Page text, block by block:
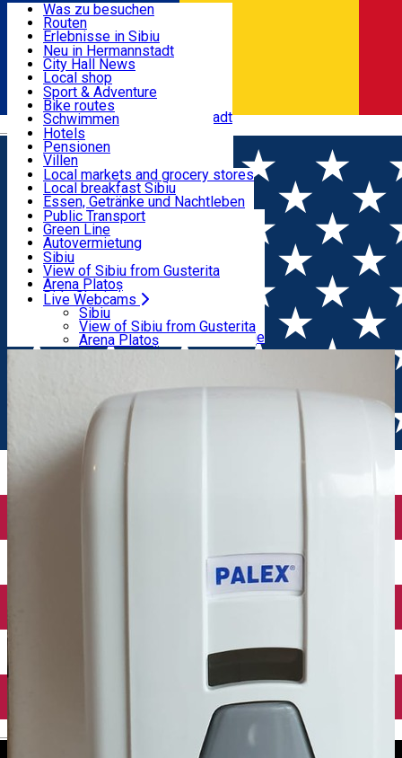
Română
Nützliche informationen
Aktivitäten & Abenteuer
Unterkunft
Essen, Getränke & Nachtleben
Transport & Parken
Live Webcams
Was zu besuchen
Routen
Erlebnisse in Sibiu
Podcast
Kultur
Museen
Kirchen
Parks, Zoo
Im Umkreis von Hermannstadt
Neu in Hermannstadt
City Hall News
Local shop
Sibiu Handwerker
Sibiul Verde
Public services
Bildung
Wie komme ich nach Sibiu?
Touristeninfo
Reiseführer
Guided tours
Local publication
Schönheitssalon
Sport & Adventure
Bike routes
Schwimmen
Reiten
Fitnessstudio
Loc de joacă indoor
Loc de joacă outdoor
Ski
Eislaufen
Yoga
Hotels
Pensionen
Villen
Hostels
Motels
Camping
Zimmer zu vermieten
Wohnungen
Unterkunft außerhalb von Sibiu
Local markets and grocery stores
Local breakfast Sibiu
Essen, Getränke und Nachtleben
Pizza
Fast Food
Kaffeestube
Konditorei
Pub, Bar
Nachtclubs
Bäckerei
Public Transport
Green Line
Autovermietung
Fahrad verleih
Scooter rentals
Taxi
Ride Sharing
Park-Tickets
Parkplätze
Ladestationen für Elektrofahrzeuge
Sibiu
View of Sibiu from Gusterita
Arena Platoș
Live Webcams
Sibiu
View of Sibiu from Gusterita
Arena Platoș
Home Public Interest Information
Continuă montarea
dispozitivelor cu gel dezinfectant la scările de bloc